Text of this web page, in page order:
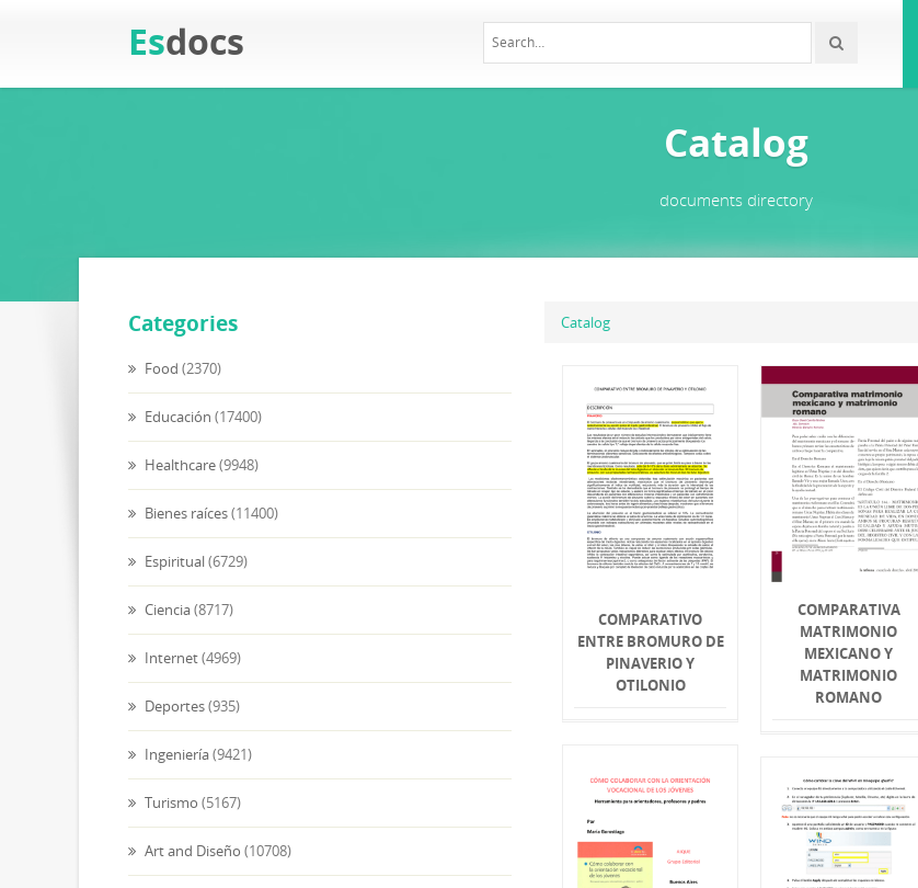
Esdocs
Catalog
documents directory
Categories
Food (2370)
Educación (17400)
Healthcare(9948)
Bienes raíces(11400)
Espiritual(6729)
Ciencia(8717)
Internet(4969)
Deportes(935)
Ingeniería(9421)
Turismo (5167)
Art and Diseño (10708)
Catalog
COMPARATIVO
ENTRE BROMURO DE
PINAVERIO Y
OTILONIO
COMPARATIVA
MATRIMONIO
MEXICANO Y
MATRIMONIO
ROMANO